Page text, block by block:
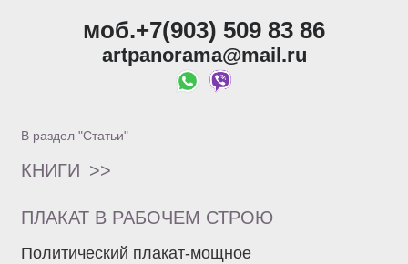
моб.+7(903) 509 83 86
artpanorama@mail.ru
В раздел "Статьи"
КНИГИ >>
ПЛАКАТ В РАБОЧЕМ СТРОЮ
Политический плакат-мощное